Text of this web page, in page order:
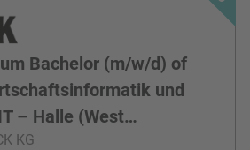
Bachelor (m/w/d) of
und
– Halle (West…
KG